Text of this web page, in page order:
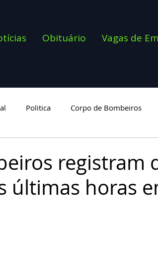
Obituário Vagas de
Politica Corpo de Bombeiros
registram
últimas horas